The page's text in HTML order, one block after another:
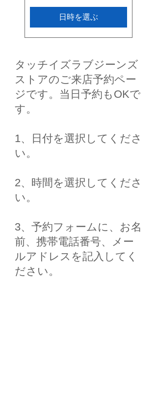
日時を選ぶ
タッチイズラブジーンズ
ストアのご来店予約ペー
ジです。​​ 当日予約もOKで
す。
1、日付を選択してくださ
い。
2、時間を選択してくださ
い。
3、予約フォームに、お名
前、携帯電話番号、メー
ルアドレスを記入してく
ださい。